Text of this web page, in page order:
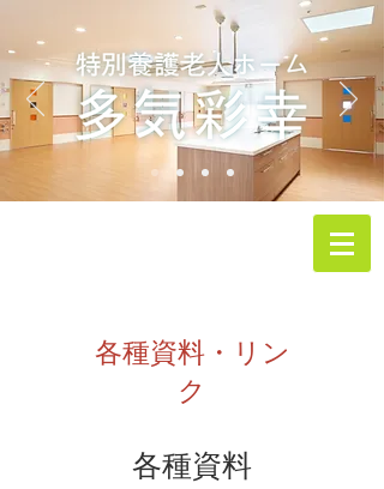
​各種資料・リン
ク
​各種資料